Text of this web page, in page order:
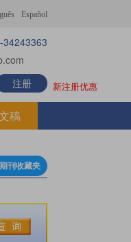
Español
注册 新注册优惠
稿
期刊收藏夹